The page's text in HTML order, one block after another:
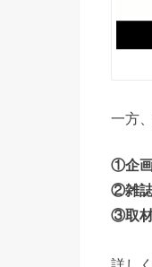
一方
①企画
②雑誌
③取材